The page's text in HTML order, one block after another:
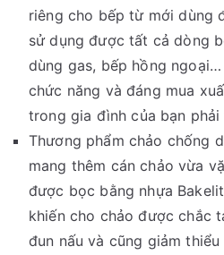
riêng cho bếp từ mới dùng
sử dụng được tất cả dòng
dùng gas, bếp hồng
chức năng và đáng mua
trong gia đình của bạn phải
Thương phẩm chảo chống
mang thêm cán chảo vừa
được bọc bằng nhựa
khiến cho chảo được chắc
đun nấu và cũng giảm